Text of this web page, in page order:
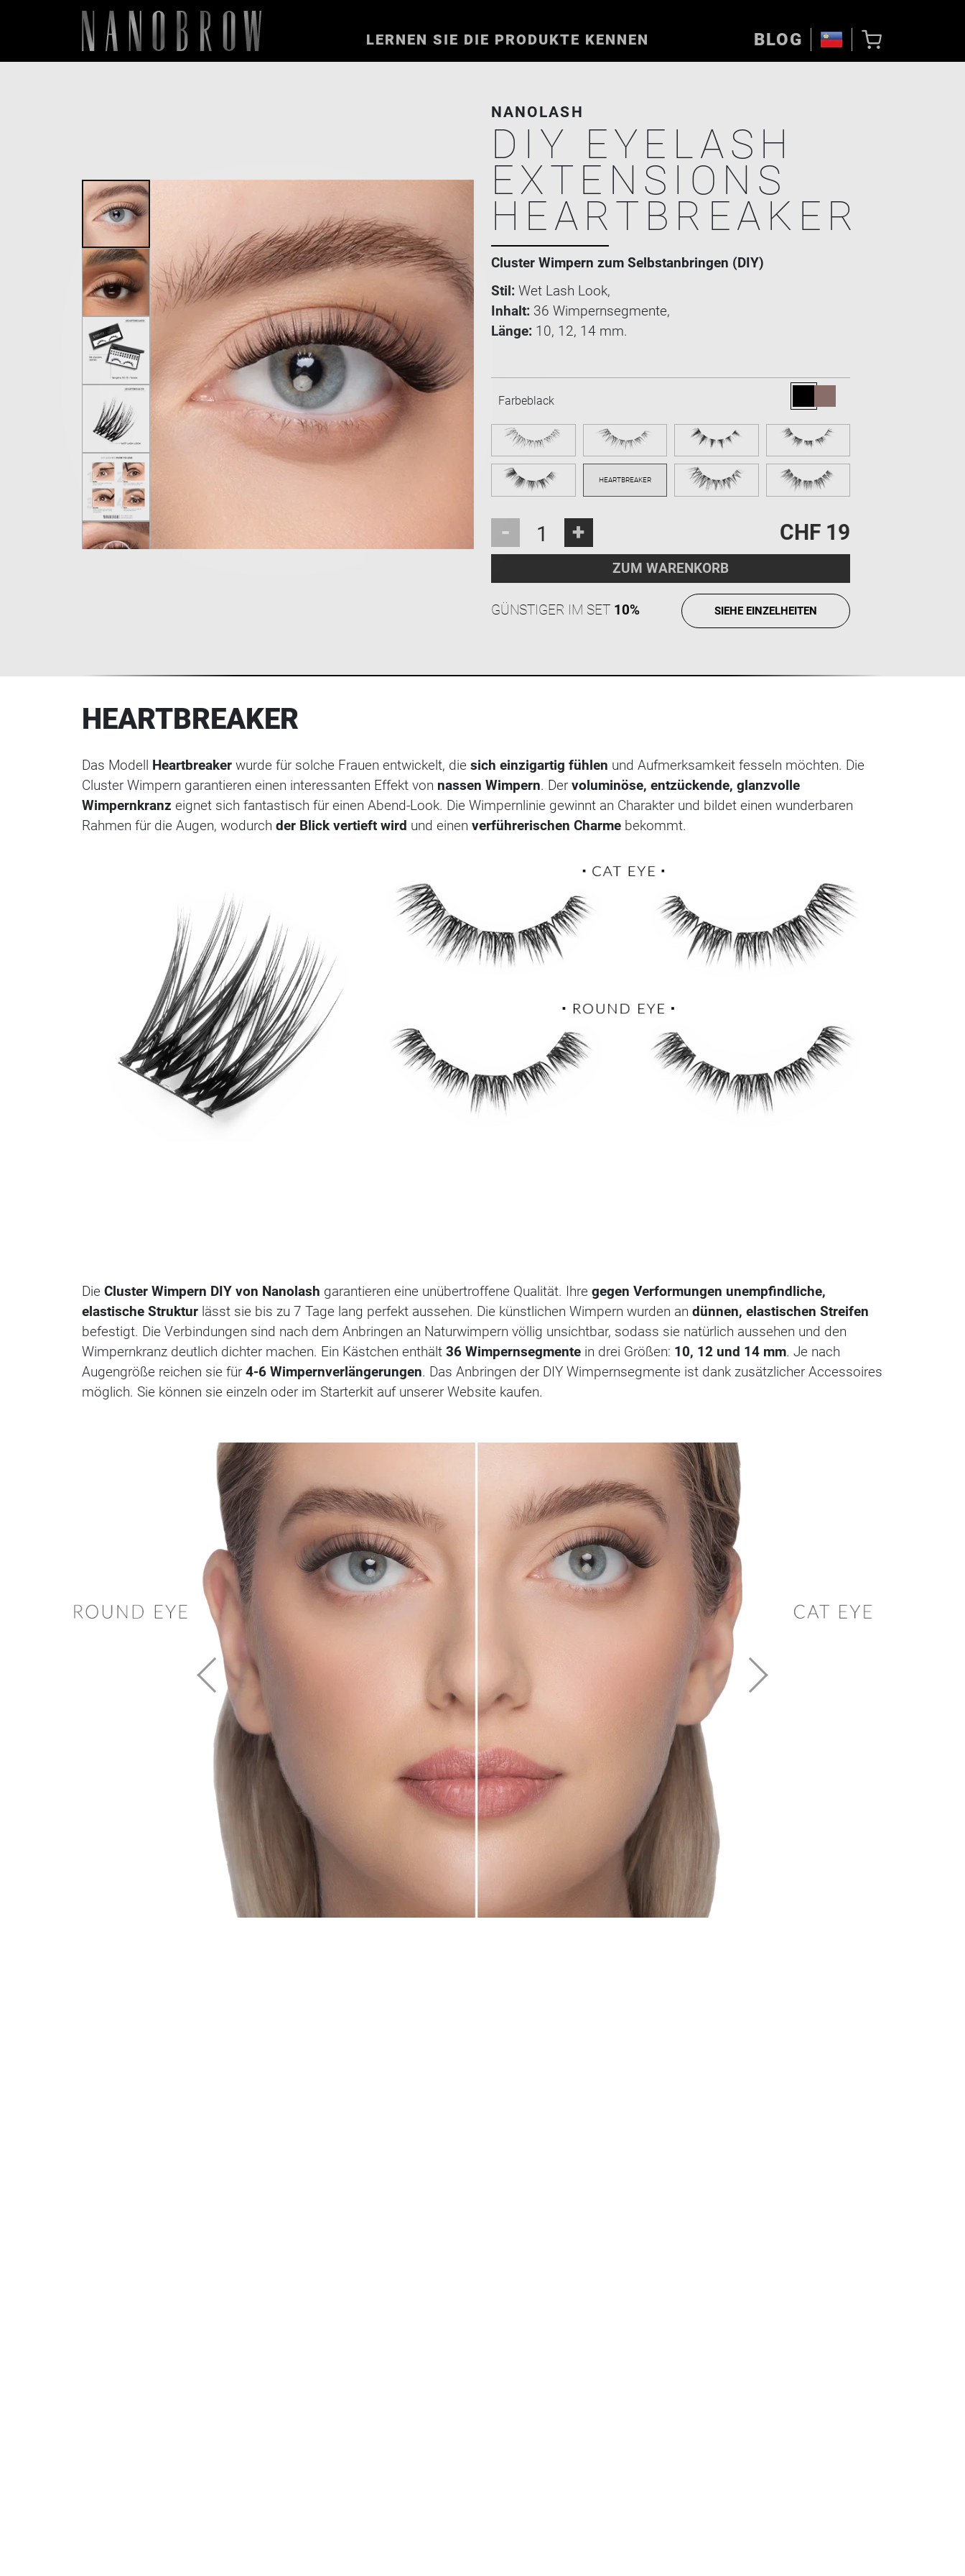
LERNEN SIE DIE PRODUKTE KENNEN BLOG
NANOLASH
DIY EYELASH
EXTENSIONS
HEARTBREAKER
Cluster Wimpern zum Selbstanbringen (DIY)
Stil: Wet Lash Look,
Inhalt: 36 Wimpernsegmente,
Länge: 10, 12, 14 mm.
Farbeblack
- + CHF 19
ZUM WARENKORB
GÜNSTIGER IM SET 10% SIEHE EINZELHEITEN
HEARTBREAKER
Das Modell Heartbreaker wurde für solche Frauen entwickelt, die sich einzigartig fühlen und Aufmerksamkeit fesseln möchten. Die
Cluster Wimpern garantieren einen interessanten Effekt von nassen Wimpern. Der voluminöse, entzückende, glanzvolle
Wimpernkranz eignet sich fantastisch für einen Abend-Look. Die Wimpernlinie gewinnt an Charakter und bildet einen wunderbaren
Rahmen für die Augen, wodurch der Blick vertieft wird und einen verführerischen Charme bekommt.
Die Cluster Wimpern DIY von Nanolash garantieren eine unübertroffene Qualität. Ihre gegen Verformungen unempfindliche,
elastische Struktur lässt sie bis zu 7 Tage lang perfekt aussehen. Die künstlichen Wimpern wurden an dünnen, elastischen Streifen
befestigt. Die Verbindungen sind nach dem Anbringen an Naturwimpern völlig unsichtbar, sodass sie natürlich aussehen und den
Wimpernkranz deutlich dichter machen. Ein Kästchen enthält 36 Wimpernsegmente in drei Größen: 10, 12 und 14 mm. Je nach
Augengröße reichen sie für 4-6 Wimpernverlängerungen. Das Anbringen der DIY Wimpernsegmente ist dank zusätzlicher Accessoires
möglich. Sie können sie einzeln oder im Starterkit auf unserer Website kaufen.